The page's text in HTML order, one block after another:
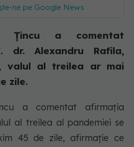
ne pe Google News
Țincu a comentat
dr. Alexandru Rafila,
valul al treilea ar mai
zile.
a comentat afirmația
al treilea al pandemiei se
45 de zile, afirmație ce